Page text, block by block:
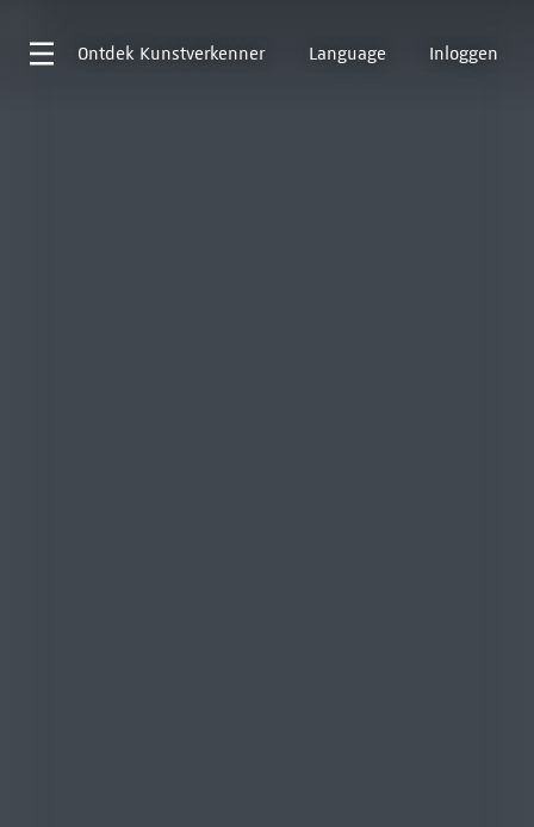
Ontdek Kunstverkenner Language Inloggen